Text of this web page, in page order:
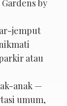
by
jemput
atau
anak —
umum,